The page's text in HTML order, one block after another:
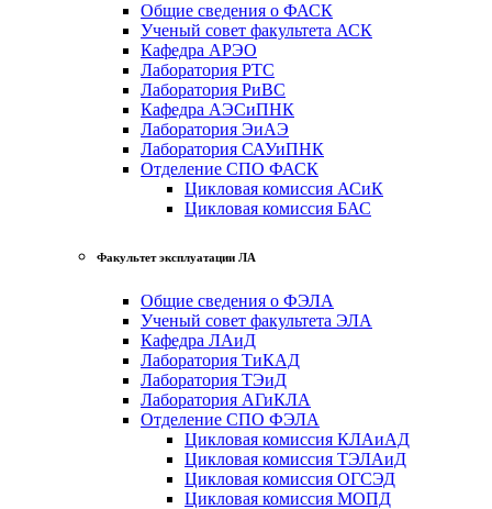
Общие сведения о ФАСК
Ученый совет факультета АСК
Кафедра АРЭО
Лаборатория РТС
Лаборатория РиВС
Кафедра АЭСиПНК
Лаборатория ЭиАЭ
Лаборатория САУиПНК
Отделение СПО ФАСК
Цикловая комиссия АСиК
Цикловая комиссия БАС
Факультет эксплуатации ЛА
Общие сведения о ФЭЛА
Ученый совет факультета ЭЛА
Кафедра ЛАиД
Лаборатория ТиКАД
Лаборатория ТЭиД
Лаборатория АГиКЛА
Отделение СПО ФЭЛА
Цикловая комиссия КЛАиАД
Цикловая комиссия ТЭЛАиД
Цикловая комиссия ОГСЭД
Цикловая комиссия МОПД